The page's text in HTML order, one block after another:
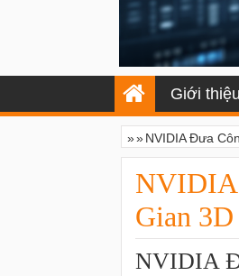
Giới thiệu
»»NVIDIA Đưa
NVIDIA
Gian 3D
NVIDIA